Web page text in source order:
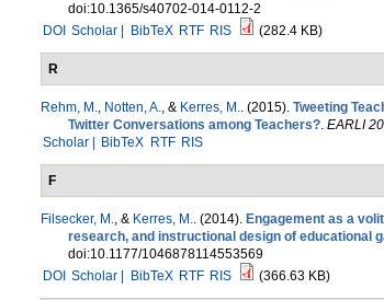
doi:10.1365/s40702-014-0112-2
DOI Scholar | BibTeX RTF RIS (282.4 KB)
R
Rehm, M., Notten, A., & Kerres, M.. (2015). Tweeting
Twitter Conversations among Teachers?. EARLI
Scholar |
BibTeX RTF RIS
F
Filsecker, M., & Kerres, M.. (2014). Engagement as a
research, and instructional design of educational
doi:10.1177/1046878114553569
DOI Scholar | BibTeX RTF RIS (366.63 KB)